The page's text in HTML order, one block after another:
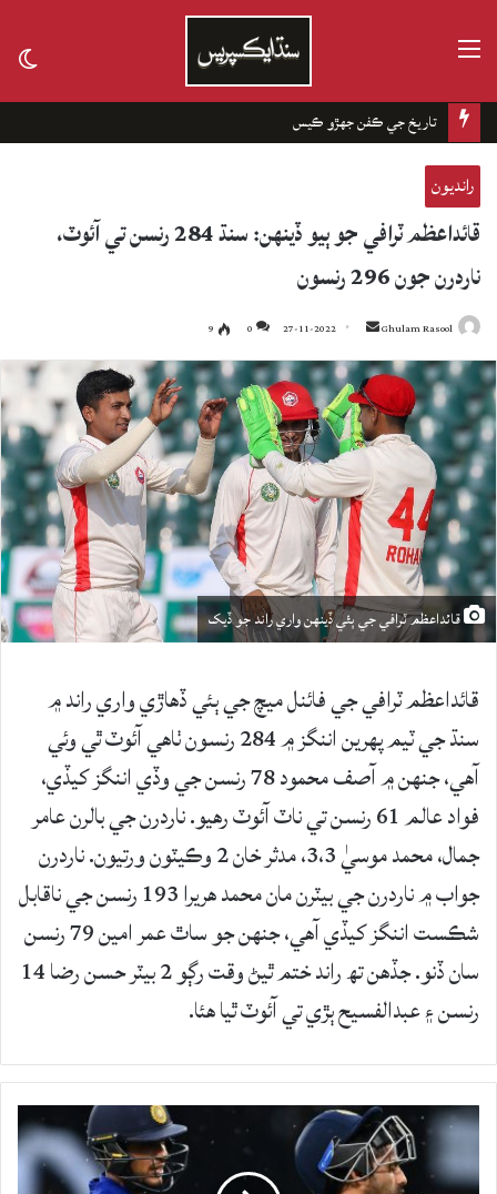
تاريخ جي ڪفن جھڙو ڪيس
رانديون
قائداعظم ٽرافي جو ٻيو ڏينهن: سنڌ 284 رنسن تي آئوٽ،
ناردرن جون 296 رنسون
Ghulam Rasool
Send
an
email
27-11-2022
0
9
قائداعظم ٽرافي جي ٻئي ڏينهن واري راند جو ڏيک
قائداعظم ٽرافي جي فائنل ميچ جي ٻئي ڏهاڙي واري راند ۾
سنڌ جي ٽيم پهرين اننگز ۾ 284 رنسون ٺاهي آئوٽ ٿي وئي
آهي، جنهن ۾ آصف محمود 78 رنسن جي وڏي اننگز کيڏي،
فواد عالم 61 رنسن تي ناٽ آئوٽ رهيو. ناردرن جي بالرن عامر
جمال، محمد موسيٰ 3،3، مدثر خان 2 وڪيٽون ورتيون. ناردرن
جواب ۾ ناردرن جي بيٽرن مان محمد هريرا 193 رنسن جي ناقابل
شڪست اننگز کيڏي آهي، جنهن جو ساٿ عمر امين 79 رنسن
سان ڏنو. جڏهن تھ راند ختم ٿيڻ وقت رڳو 2 بيٽر حسن رضا 14
رنسن ۽ عبدالفسيح ٻڙي تي آئوٽ ٿيا هئا.